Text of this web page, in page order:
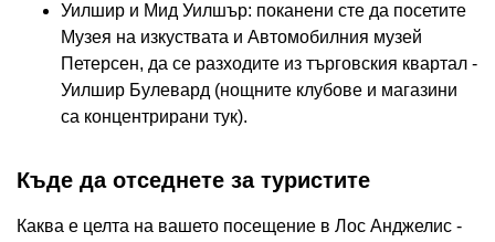
Уилшир и Мид Уилшър: поканени сте да посетите
Музея на изкуствата и Автомобилния музей
Петерсен, да се разходите из търговския квартал -
Уилшир Булевард (нощните клубове и магазини
са концентрирани тук).
Къде да отседнете за туристите
Каква е целта на вашето посещение в Лос Анджелис -